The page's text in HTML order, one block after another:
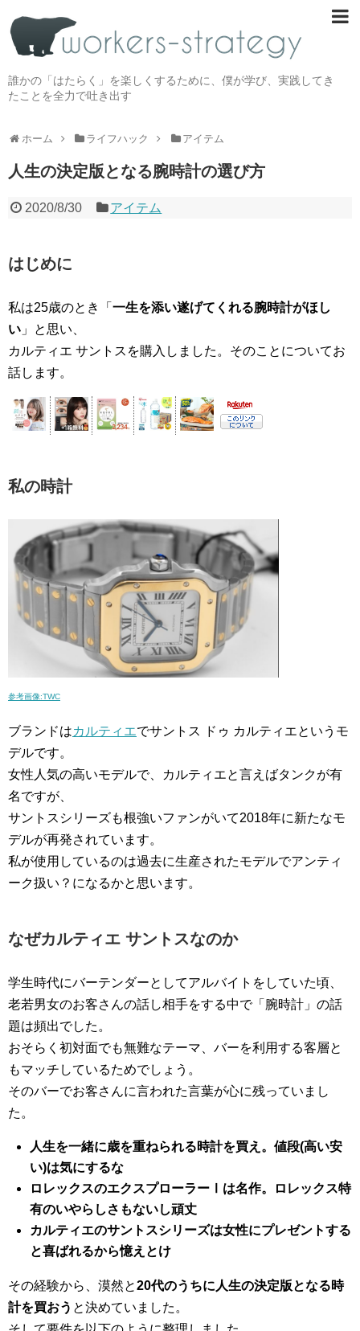
誰かの「はたらく」を楽しくするために、僕が学び、実践してき
たことを全力で吐き出す
ホーム ライフハック アイテム
人生の決定版となる腕時計の選び方
2020/8/30 アイテム
はじめに
私は25歳のとき「 一生を添い遂げてくれる腕時計がほし
い 」と思い、
カルティエ サントスを購入しました。そのことについてお
話します。
私の時計
参考画像:TWC
ブランドはカルティエでサントス ドゥ カルティエというモ
デルです。
女性人気の高いモデルで、カルティエと言えばタンクが有
名ですが、
サントスシリーズも根強いファンがいて2018年に新たなモ
デルが再発されています。
私が使用しているのは過去に生産されたモデルでアンティ
ーク扱い？になるかと思います。
なぜカルティエ サントスなのか
学生時代にバーテンダーとしてアルバイトをしていた頃、
老若男女のお客さんの話し相手をする中で「腕時計」の話
題は頻出でした。
おそらく初対面でも無難なテーマ、バーを利用する客層と
もマッチしているためでしょう。
そのバーでお客さんに言われた言葉が心に残っていまし
た。
人生を一緒に歳を重ねられる時計を買え。値段(高い安
い)は気にするな
ロレックスのエクスプローラーⅠは名作。ロレックス特
有のいやらしさもないし頑丈
カルティエのサントスシリーズは女性にプレゼントする
と喜ばれるから憶えとけ
その経験から、漠然と20代のうちに人生の決定版となる時
計を買おう と決めていました。